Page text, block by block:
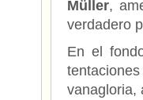
Müller,
verdadero
En el
vanagloria,